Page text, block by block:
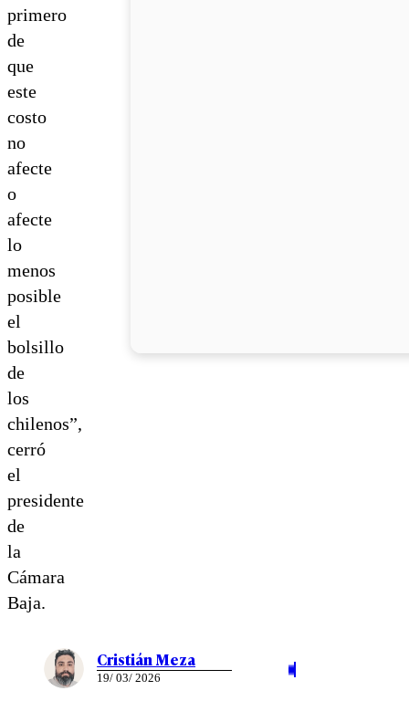
primero
de
que
este
costo
no
afecte
o
afecte
lo
menos
posible
el
bolsillo
de
los
chilenos”,
cerró
el
presidente
de
la
Cámara
Baja.
Cristián Meza
19/ 03/ 2026